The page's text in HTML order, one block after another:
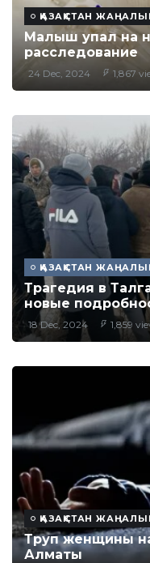
ҚАЗАҚСТАН
Малыш упал на
расследование
24 Dec, 2024 1,867
ҚАЗАҚСТАН
Трагедия в
новые
18 Dec, 2024 1,859
ҚАЗАҚСТАН
Труп женщины
Алматы